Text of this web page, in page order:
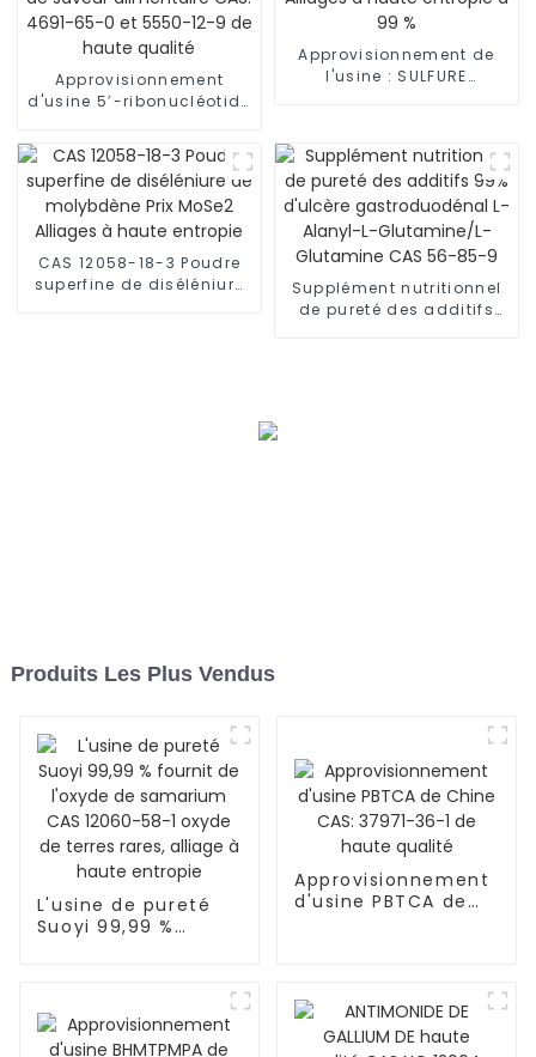
Approvisionnement
d'usine 5′-ribonucléotide
rehausseur de saveur
alimentaire CAS: 4691-
65-0 et 5550-12-9 de
haute qualité
Approvisionnement de
l'usine : SULFURE
CAS 12058-18-3 Poudre
superfine de diséléniure
Supplément nutritionnel
de pureté des additifs
Produits Les Plus Vendus
L'usine de pureté
Suoyi 99,99 %
de terres rares,
alliage à haute
Approvisionnement
d'usine PBTCA de